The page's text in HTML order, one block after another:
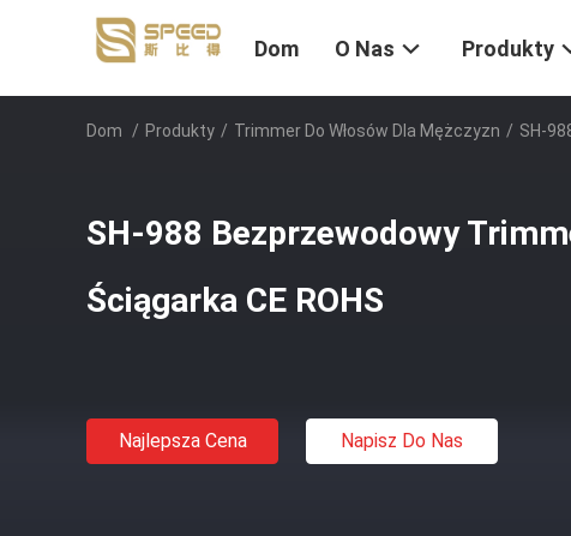
Dom O Nas Produkty
Dom / Produkty / Trimmer Do Włosów Dla Mężczyzn / SH-
SH-988 Bezprzewodowy
Ściągarka CE ROHS
Najlepsza Cena Napisz Do Nas